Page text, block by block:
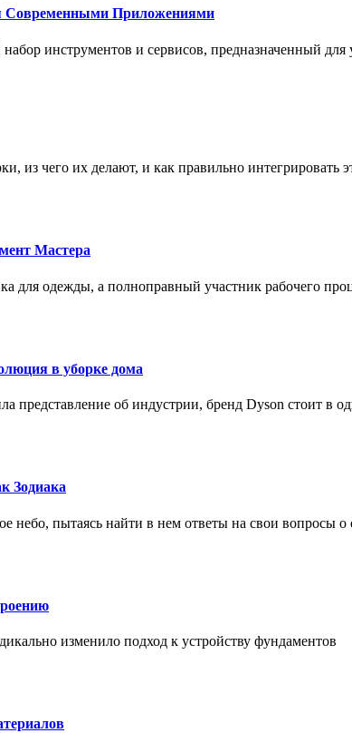
Современными Приложениями
инструментов и сервисов, предназначенный
из чего их делают, и как правильно интегрировать
Мастера
для одежды, а полноправный участник рабочего
в уборке дома
представление об индустрии, бренд Dyson стоит в
Зодиака
небо, пытаясь найти в нем ответы на свои вопросы о
изменило подход к устройству фундаментов